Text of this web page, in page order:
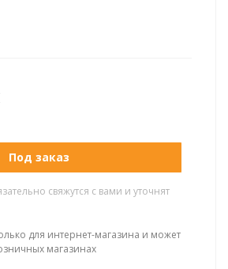
Под заказ
свяжутся с вами и уточнят
для интернет-магазина и может
магазинах